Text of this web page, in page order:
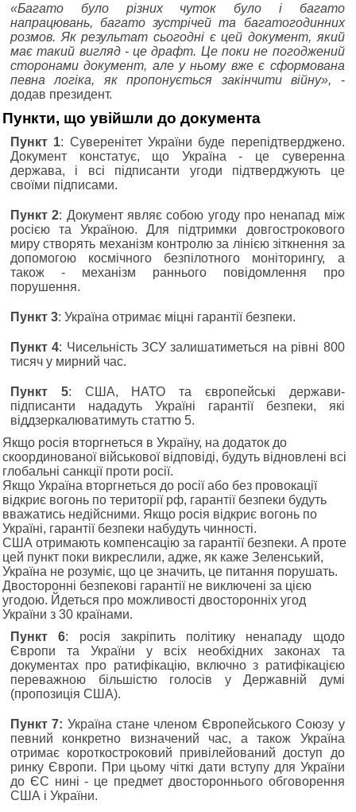
«Багато було різних чуток було і багато
напрацювань, багато зустрічей та багатогодинних
розмов. Як результат сьогодні є цей документ, який
має такий вигляд - це драфт. Це поки не погоджений
сторонами документ, але у ньому вже є сформована
певна логіка, як пропонується закінчити війну», -
додав президент.
Пункти, що увійшли до документа
Пункт 1: Суверенітет України буде перепідтверджено.
Документ констатує, що Україна - це суверенна
держава, і всі підписанти угоди підтверджують це
своїми підписами.
Пункт 2: Документ являє собою угоду про ненапад між
росією та Україною. Для підтримки довгострокового
миру створять механізм контролю за лінією зіткнення за
допомогою космічного безпілотного моніторингу, а
також - механізм раннього повідомлення про
порушення.
Пункт 3: Україна отримає міцні гарантії безпеки.
Пункт 4: Чисельність ЗСУ залишатиметься на рівні 800
тисяч у мирний час.
Пункт 5: США, НАТО та європейські держави-
підписанти нададуть Україні гарантії безпеки, які
віддзеркалюватимуть статтю 5.
Якщо росія вторгнеться в Україну, на додаток до
скоординованої військової відповіді, будуть відновлені всі
глобальні санкції проти росії.
Якщо Україна вторгнеться до росії або без провокації
відкриє вогонь по території рф, гарантії безпеки будуть
вважатись недійсними. Якщо росія відкриє вогонь по
Україні, гарантії безпеки набудуть чинності.
США отримають компенсацію за гарантії безпеки. А проте
цей пункт поки викреслили, адже, як каже Зеленський,
Україна не розуміє, що це значить, це питання порушать.
Двосторонні безпекові гарантії не виключені за цією
угодою. Йдеться про можливості двосторонніх угод
України з 30 країнами.
Пункт 6: росія закріпить політику ненападу щодо
Європи та України у всіх необхідних законах та
документах про ратифікацію, включно з ратифікацією
переважною більшістю голосів у Державній думі
(пропозиція США).
Пункт 7: Україна стане членом Європейського Союзу у
певний конкретно визначений час, а також Україна
отримає короткостроковий привілейований доступ до
ринку Європи. При цьому чіткі дати вступу для України
до ЄС нині - це предмет двостороннього обговорення
США і України.